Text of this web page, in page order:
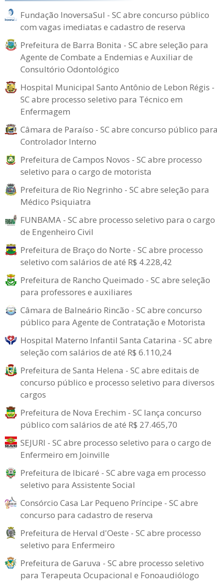
Fundação InoversaSul - SC abre concurso público
com vagas imediatas e cadastro de reserva
Prefeitura de Barra Bonita - SC abre seleção para
Agente de Combate a Endemias e Auxiliar de
Consultório Odontológico
Hospital Municipal Santo Antônio de Lebon Régis -
SC abre processo seletivo para Técnico em
Enfermagem
Câmara de Paraíso - SC abre concurso público
Controlador Interno
Prefeitura de Campos Novos - SC abre processo
seletivo para o cargo de motorista
Prefeitura de Rio Negrinho - SC abre seleção para
Médico Psiquiatra
FUNBAMA - SC abre processo seletivo para o cargo
de Engenheiro Civil
Prefeitura de Braço do Norte - SC abre processo
seletivo com salários de até R$ 4.228,42
Prefeitura de Rancho Queimado - SC abre seleção
para professores e auxiliares
Câmara de Balneário Rincão - SC abre concurso
público para Agente de Contratação e Motorista
Hospital Materno Infantil Santa Catarina - SC abre
seleção com salários de até R$ 6.110,24
Prefeitura de Santa Helena - SC abre editais de
concurso público e processo seletivo para diversos
cargos
Prefeitura de Nova Erechim - SC lança concurso
público com salários de até R$ 27.465,70
SEJURI - SC abre processo seletivo para o cargo de
Enfermeiro em Joinville
Prefeitura de Ibicaré - SC abre vaga em processo
seletivo para Assistente Social
Consórcio Casa Lar Pequeno Príncipe - SC abre
concurso para cadastro de reserva
Prefeitura de Herval d'Oeste - SC abre processo
seletivo para Enfermeiro
Prefeitura de Garuva - SC abre processo seletivo
para Terapeuta Ocupacional e Fonoaudiólogo